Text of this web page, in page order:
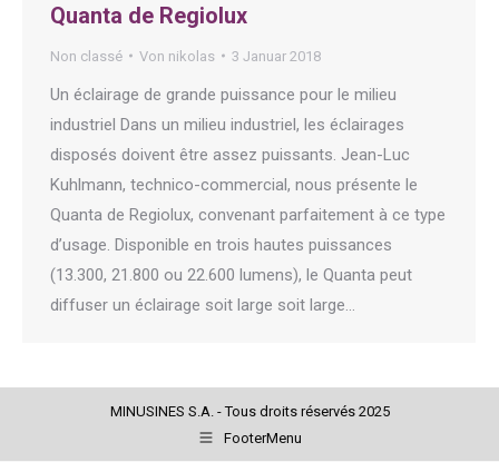
Quanta de Regiolux
Non classé Von nikolas 3 Januar 2018
Un éclairage de grande puissance pour le milieu
industriel Dans un milieu industriel, les éclairages
disposés doivent être assez puissants. Jean-Luc
Kuhlmann, technico-commercial, nous présente le
Quanta de Regiolux, convenant parfaitement à ce type
d’usage. Disponible en trois hautes puissances
(13.300, 21.800 ou 22.600 lumens), le Quanta peut
diffuser un éclairage soit large soit large…
MINUSINES S.A. - Tous droits réservés 2025
FooterMenu